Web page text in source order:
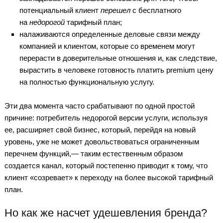
потенциальный клиент перешелс бесплатного
на недорогойтарифный план;
налаживаются определенные деловые связи между
компанией и клиентом, которые со временем могут
перерасти в доверительные отношения и, как следствие,
вырастить в человеке готовность платить premium цену
на полностью функциональную услугу.
Эти два момента часто срабатывают по одной простой
причине: потребитель недорогой версии услуги, используя
ее, расширяет свой бизнес, который, перейдя на новый
уровень, уже не может довольствоваться ограниченным
перечнем функций,— таким естественным образом
создается канал, который постепенно приводит к тому, что
клиент «созревает» к переходу на более высокой тарифный
план.
Но как же насчет удешевления бренда?